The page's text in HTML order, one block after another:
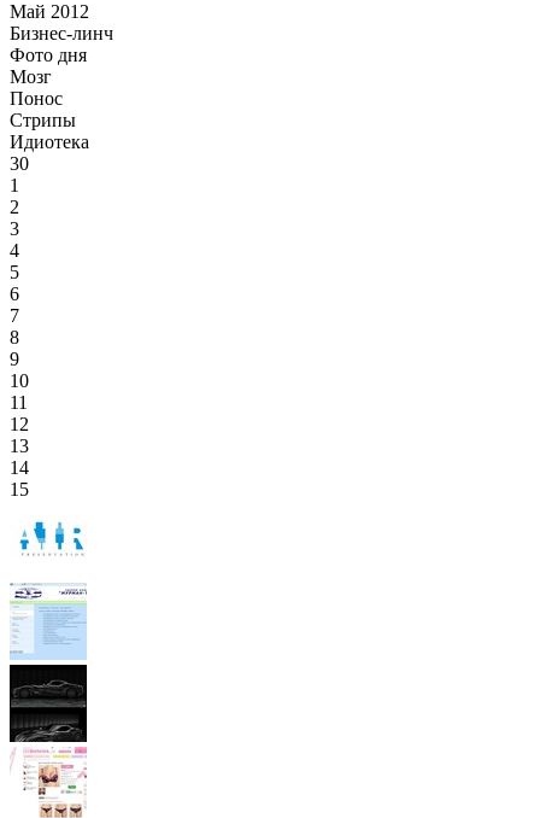
Май 2012
Бизнес-линч
Фото дня
Мозг
Понос
Стрипы
Идиотека
30
1
2
3
4
5
6
7
8
9
10
11
12
13
14
15